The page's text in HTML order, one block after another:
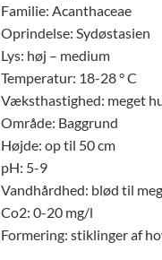
Familie: Acanthaceae
Oprindelse: Sydøstasien
Lys: høj – medium
Temperatur: 18-28 ° C
Væksthastighed: meget
Område: Baggrund
Højde: op til 50 cm
pH: 5-9
Vandhårdhed: blød til
Co2: 0-20 mg/l
Formering: stiklinger af